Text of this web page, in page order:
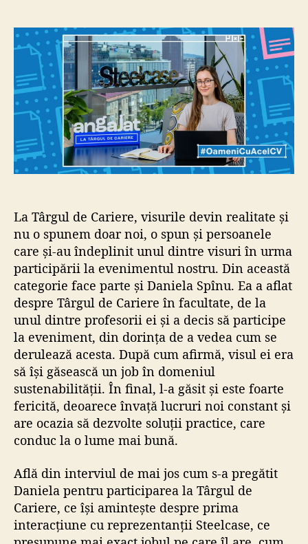
a
r
t
i
c
o
l
r
t
i
c
o
l
La Târgul de Cariere, visurile devin realitate și
nu o spunem doar noi, o spun și persoanele
care și-au îndeplinit unul dintre visuri în urma
participării la evenimentul nostru. Din această
categorie face parte și Daniela Spînu. Ea a aflat
despre Târgul de Cariere în facultate, de la
unul dintre profesorii ei și a decis să participe
la eveniment, din dorința de a vedea cum se
derulează acesta. După cum afirmă, visul ei era
să își găsească un job în domeniul
sustenabilității. În final, l-a găsit și este foarte
fericită, deoarece învață lucruri noi constant și
are ocazia să dezvolte soluții practice, care
conduc la o lume mai bună.
Află din interviul de mai jos cum s-a pregătit
Daniela pentru participarea la Târgul de
Cariere, ce își amintește despre prima
interacțiune cu reprezentanții Steelcase, ce